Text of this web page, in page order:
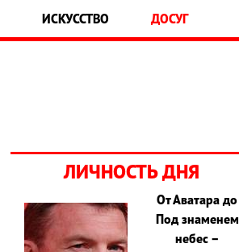
ИСКУССТВО ДОСУГ
ЛИЧНОСТЬ ДНЯ
От Аватара до
Под знаменем
небес –